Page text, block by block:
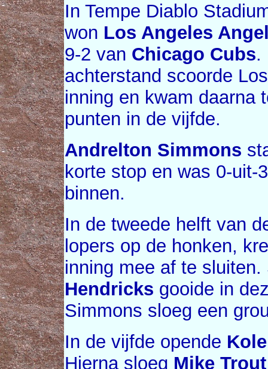
In Tempe Diablo
won Los Angeles
9-2 van Chicago Cubs.
achterstand scoorde
inning en kwam daarna
punten in de vijfde.
Andrelton Simmons
korte stop en was 0-uit-
binnen.
In de tweede helft van
lopers op de honken,
inning mee af te
Hendricks gooide in
Simmons sloeg een
In de vijfde opende
Hierna sloeg Mike Trout